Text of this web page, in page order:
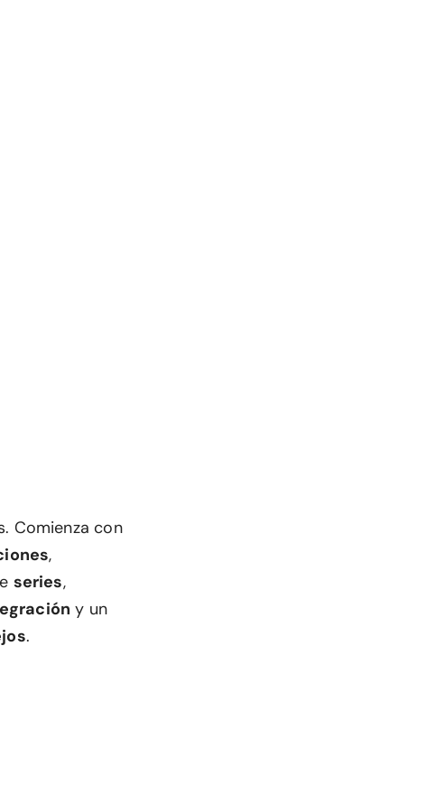
Comienza con
,
series,
y un
.